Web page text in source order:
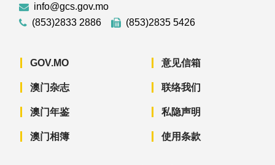
info@gcs.gov.mo
(853)2833 2886
(853)2835 5426
GOV.MO
澳门杂志
澳门年鉴
澳门相簿
意见信箱
联络我们
私隐声明
使用条款